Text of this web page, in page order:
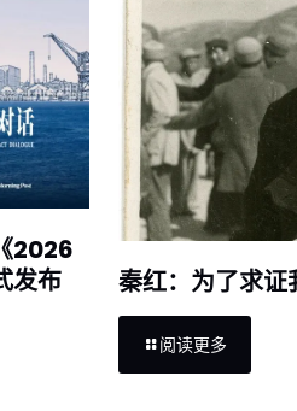
2026
发布
秦红：为了求证
阅读更多